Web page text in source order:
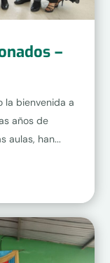
–
la bienvenida a
años de
aulas, han...